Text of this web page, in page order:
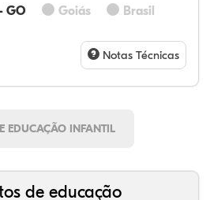
GO Goiás Brasil
Notas Técnicas
EDUCAÇÃO INFANTIL
de educação